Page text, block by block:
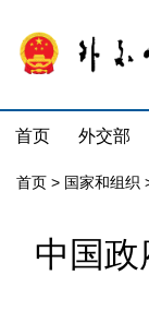
首页 外交部
首页 > 国家和组织
中国